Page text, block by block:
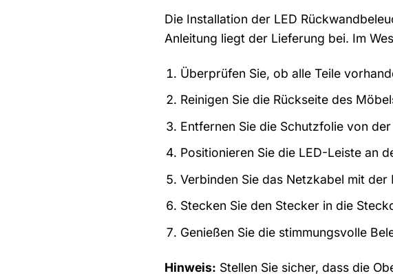
Die Installation der LED
Anleitung liegt der Lieferung bei. Im
Überprüfen Sie, ob alle Teile
Reinigen Sie die Rückseite des
Entfernen Sie die Schutzfolie von
Positionieren Sie die LED-Leiste an
Verbinden Sie das Netzkabel mit der
Stecken Sie den Stecker in die
Genießen Sie die stimmungsvolle
Hinweis: Stellen Sie sicher, dass die